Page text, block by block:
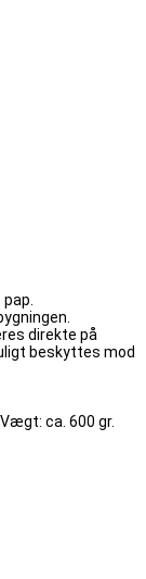
direkte på
beskyttes mod
ca. 600 gr.